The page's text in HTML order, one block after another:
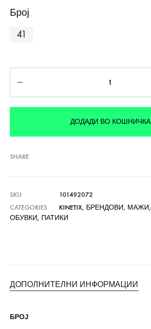
Број
41
ДОДАДИ ВО КОШНИЧКА
SHARE
SKU
101492072
CATEGORIES
KINETIX, БРЕНДОВИ, МАЖИ,
ОБУВКИ, ПАТИКИ
ДОПОЛНИТЕЛНИ ИНФОРМАЦИИ
БРОЈ